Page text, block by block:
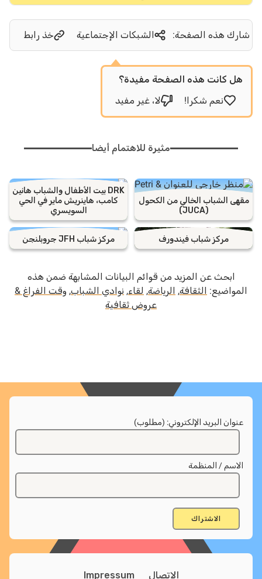
شارك هذه الصفحة: الشبكات الإجتماعية خذ رابط
هل كانت هذه الصفحة مفيدة؟
نعم شكرا!
لا، غير مفيد
مثيرة للاهتمام أيضا
مقهى الشباب الخالي من الكحول
(JUCA)
DRK بيت الأطفال والشباب هانين
كامب، هاينريش ماير في الحي
السويسري
مركز شباب فيندورف مركز شباب JFH جروبلنجن
ابحث عن المزيد من قوائم البيانات المشابهة ضمن هذه
المواضيع: الثقافة, الرياضة, لقاء, نوادي الشباب, وقت الفراغ &
عروض ثقافية
عنوان البريد الإلكتروني: (مطلوب)
الاسم / المنظمة
الاتصال Impressum